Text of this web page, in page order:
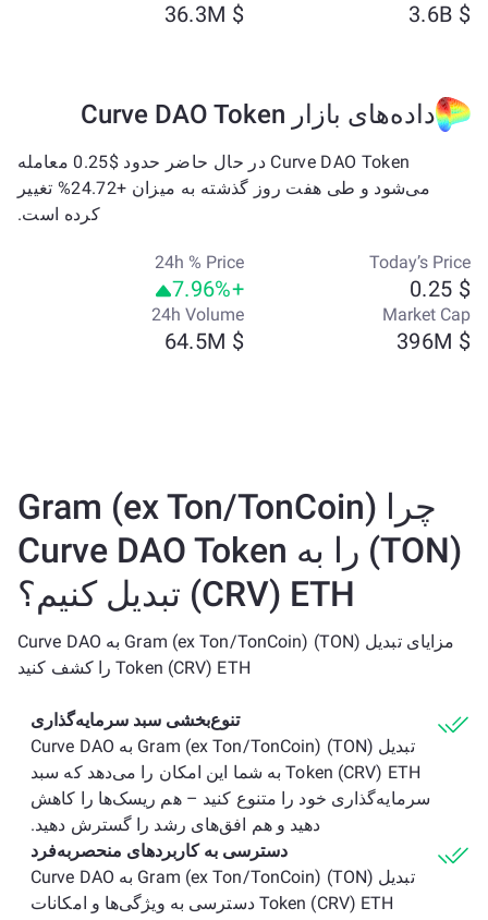
$ 3.6B
$ 36.3M
داده‌های بازار Curve DAO Token
Curve DAO Token در حال حاضر حدود $0.25 معامله
می‌شود و طی هفت روز گذشته به میزان +24.72% تغییر
کرده است.
Today’s Price
$ 0.25
24h % Price
+7.96%
Market Cap
$ 396M
24h Volume
$ 64.5M
چرا Gram (ex Ton/TonCoin)
(TON) را به Curve DAO Token
(CRV) ETH تبدیل کنیم؟
مزایای تبدیل Gram (ex Ton/TonCoin) (TON) به Curve DAO
Token (CRV) ETH را کشف کنید
تنوع‌بخشی سبد سرمایه‌گذاری
تبدیل Gram (ex Ton/TonCoin) (TON) به Curve DAO
Token (CRV) ETH به شما این امکان را می‌دهد که سبد
سرمایه‌گذاری خود را متنوع کنید – هم ریسک‌ها را کاهش
دهید و هم افق‌های رشد را گسترش دهید.
دسترسی به کاربردهای منحصربه‌فرد
تبدیل Gram (ex Ton/TonCoin) (TON) به Curve DAO
Token (CRV) ETH دسترسی به ویژگی‌ها و امکانات